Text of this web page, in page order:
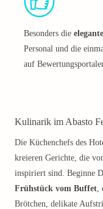
Besonders die
Personal und die
auf
Kulinarik im Abasto
Die Küchenchefs des
kreieren Gerichte, die
inspiriert sind. Beginne
Frühstück vom Buffet,
Brötchen, delikate